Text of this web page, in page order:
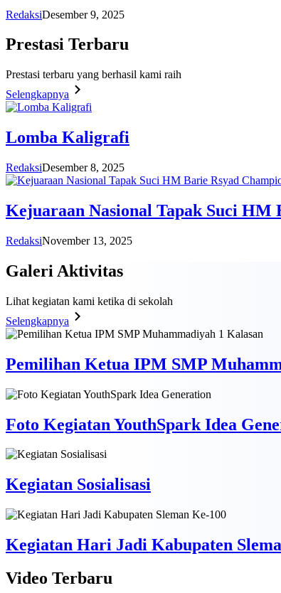
RedaksiDesember 9, 2025
Prestasi Terbaru
Prestasi terbaru yang berhasil kami raih
Selengkapnya
Lomba Kaligrafi
RedaksiDesember 8, 2025
Kejuaraan Nasional Tapak Suci HM
RedaksiNovember 13, 2025
Galeri Aktivitas
Lihat kegiatan kami ketika di sekolah
Selengkapnya
Pemilihan Ketua IPM SMP
Foto Kegiatan YouthSpark Idea
Kegiatan Sosialisasi
Kegiatan Hari Jadi Kabupaten
Video Terbaru